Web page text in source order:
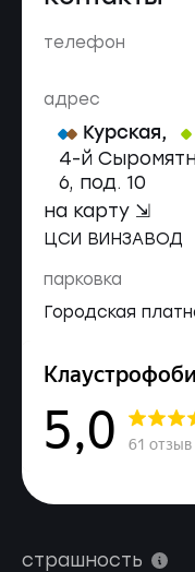
телефон
адрес
Курская,
4-й
6, под. 10
на карту ⇲
ЦСИ ВИНЗАВОД
парковка
Городская
страшность